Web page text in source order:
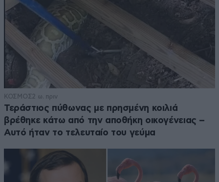
ΚΟΣΜΟΣ2 ω. πριν
Τεράστιος πύθωνας με πρησμένη κοιλιά
βρέθηκε κάτω από την αποθήκη οικογένειας –
Αυτό ήταν το τελευταίο του γεύμα